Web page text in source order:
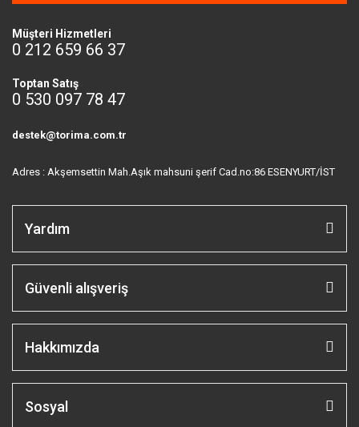
Müşteri Hizmetleri
0 212 659 66 37
Toptan Satış
0 530 097 78 47
destek@torima.com.tr
Adres : Akşemsettin Mah.Aşık mahsuni şerif Cad.no:86 ESENYURT/İST
Yardım
Güvenli alışveriş
Hakkımızda
Sosyal